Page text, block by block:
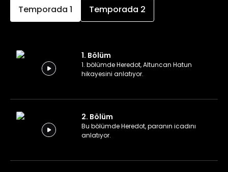
Temporada 1 Temporada 2
1. Bölüm
1. bölümde Heredot, Altuncan Hatun
hikayesini anlatıyor.
2. Bölüm
Bu bölümde Heredot, paranın icadını
anlatıyor.